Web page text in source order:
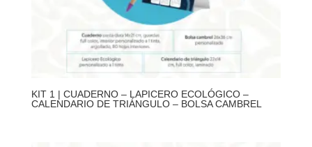
KIT 1 | CUADERNO – LAPICERO ECOLÓGICO –
CALENDARIO DE TRIÁNGULO – BOLSA CAMBREL